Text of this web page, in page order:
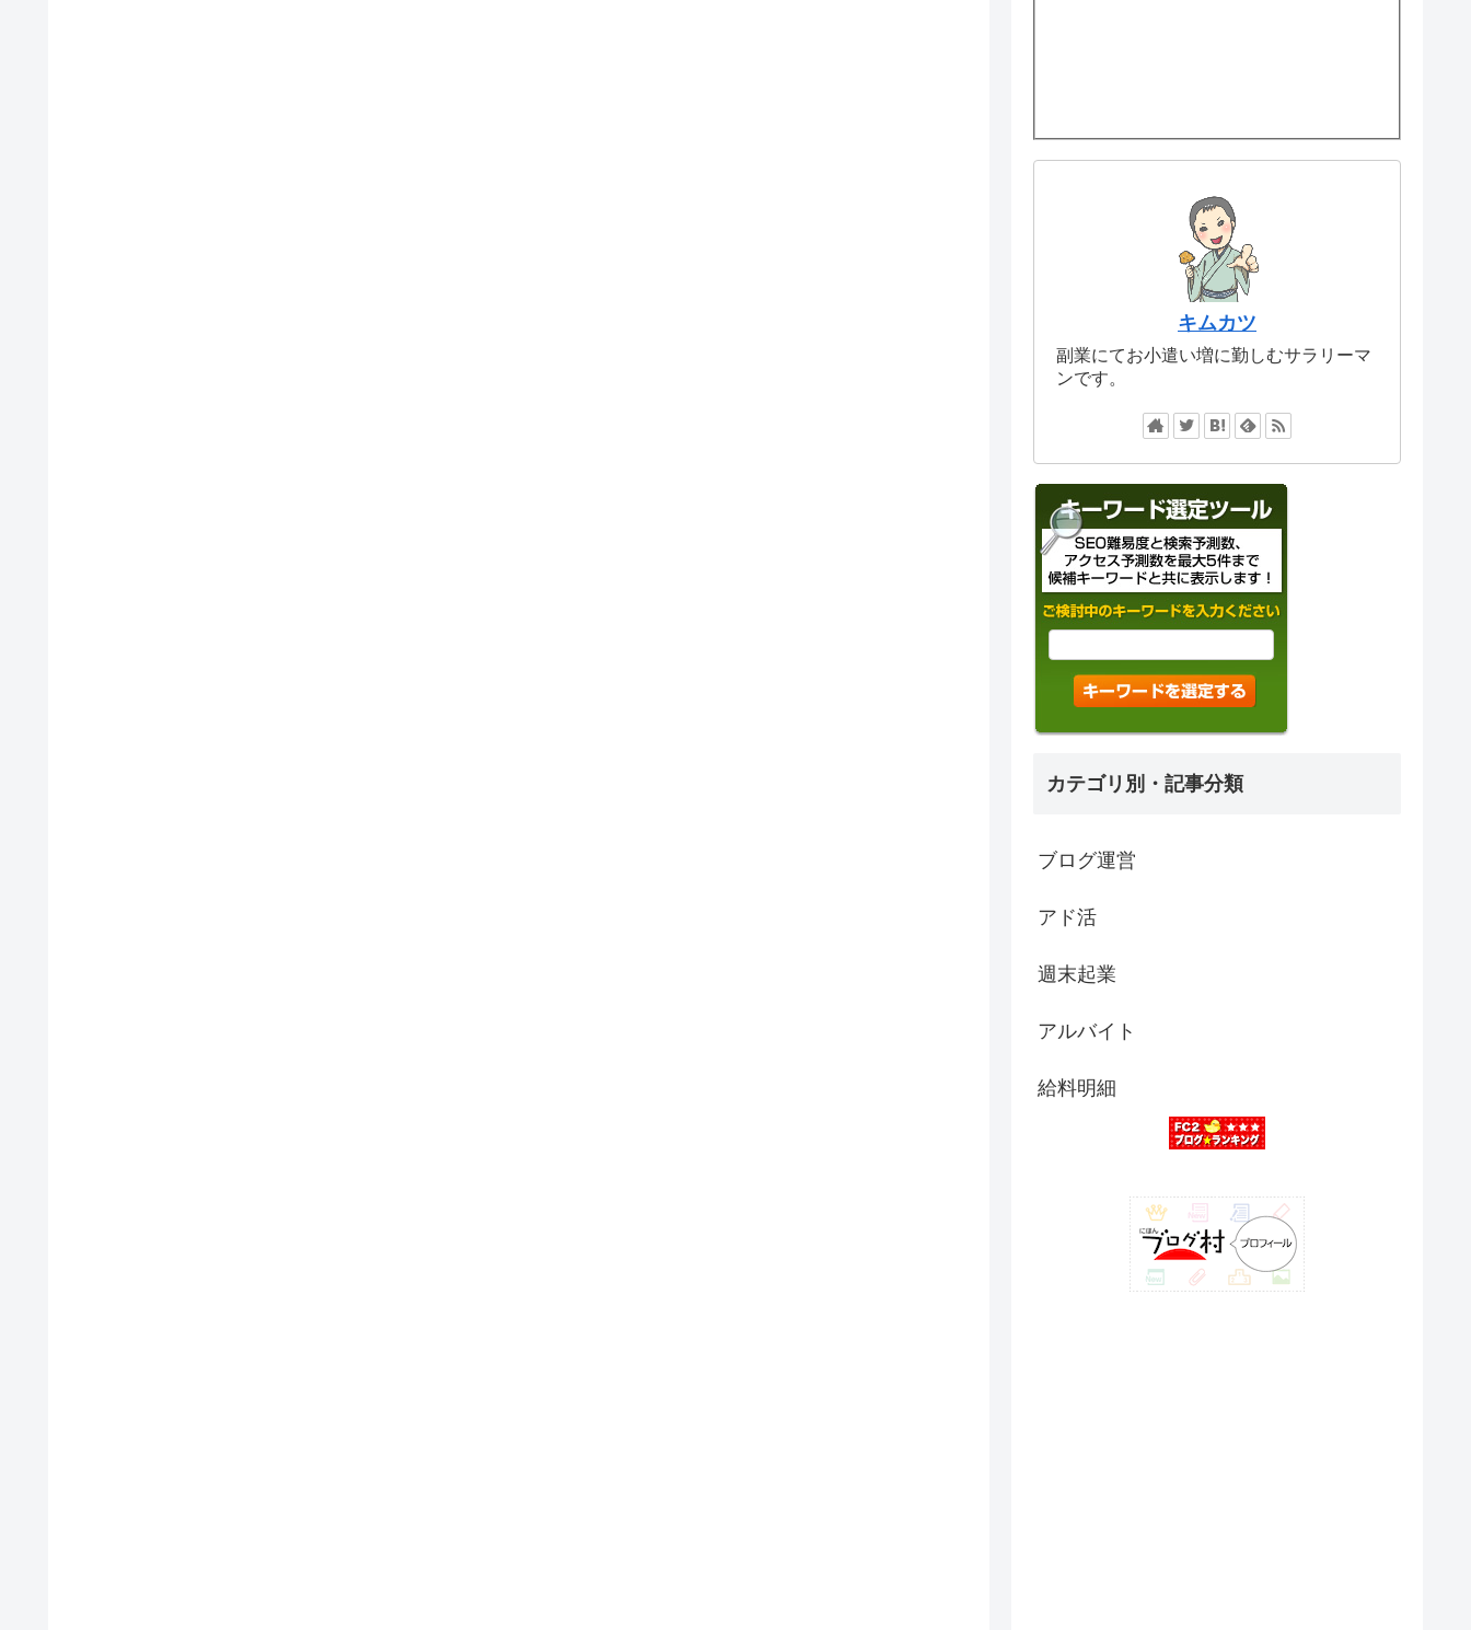
キムカツ
副業にてお小遣い増に勤しむサラリーマ
ンです。
カテゴリ別・記事分類
ブログ運営
アド活
週末起業
アルバイト
給料明細